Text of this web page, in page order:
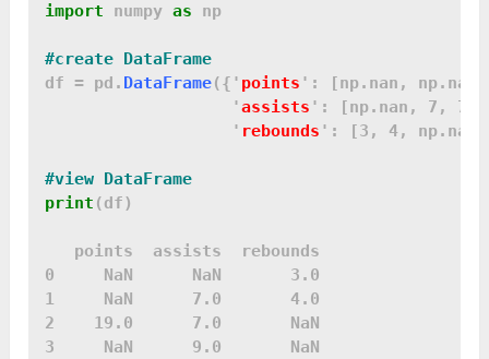
import numpy as np
df = pd. DataFrame({' points ': [np.nan,
                   '
assists ': [np.nan, 7, 7,
                   '
rebounds ': [3, 4,
print (df)
   points  assists  rebounds
0     NaN      NaN       3.0
1     NaN      7.0       4.0
2    19.0      7.0       NaN
3     NaN      9.0       NaN